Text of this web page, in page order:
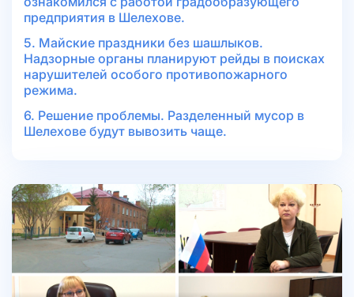
предприятия в Шелехове.
5. Майские праздники без шашлыков.
Надзорные органы планируют рейды в поисках
нарушителей особого противопожарного
режима.
6. Решение проблемы. Разделенный мусор в
Шелехове будут вывозить чаще.